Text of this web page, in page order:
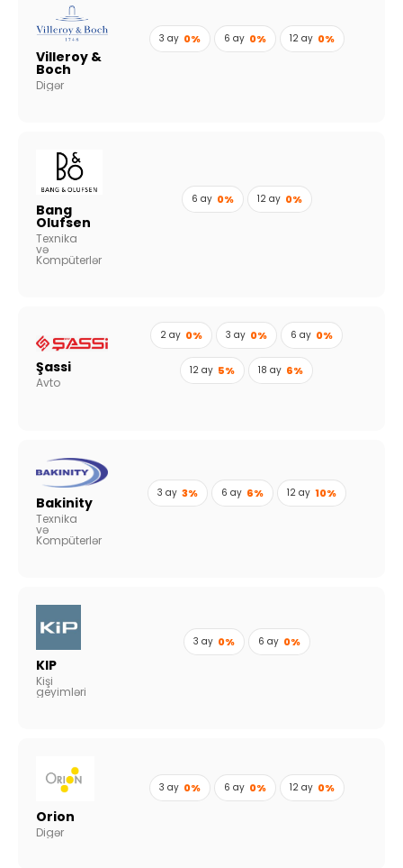
Villeroy &
Boch
Digər
3 ay 0% 6 ay 0% 12 ay 0%
Bang
Olufsen
Texnika
və
Kompüterlər
6 ay 0% 12 ay 0%
Şassi
Avto
2 ay 0% 3 ay 0% 6 ay 0%
12 ay 5% 18 ay 6%
Bakinity
Texnika
və
Kompüterlər
3 ay 3% 6 ay 6% 12 ay 10%
KIP
Kişi
geyimləri
3 ay 0% 6 ay 0%
Orion
Digər
3 ay 0% 6 ay 0% 12 ay 0%